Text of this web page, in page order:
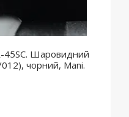
45SC. Шаровидний
чорний, Mani.